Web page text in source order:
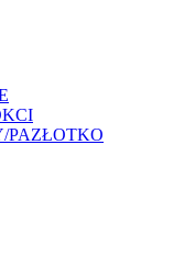
PAZŁOTKO